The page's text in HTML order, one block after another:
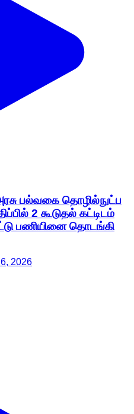
பல்வகை தொழில்நுட்ப
2 கூடுதல் கட்டிடம்
பணியினை தொடங்கி
2026